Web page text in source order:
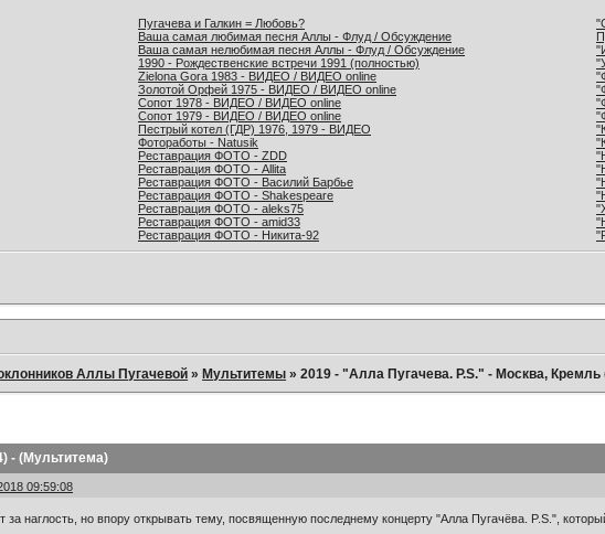
Пугачева и Галкин = Любовь?
Ваша самая любимая песня Аллы - Флуд / Обсуждение
Ваша самая нелюбимая песня Аллы - Флуд / Обсуждение
1990 - Рождественские встречи 1991 (полностью)
Zielona Gora 1983 - ВИДЕО / ВИДЕО online
Золотой Орфей 1975 - ВИДЕО / ВИДЕО online
Сопот 1978 - ВИДЕО / ВИДЕО online
Сопот 1979 - ВИДЕО / ВИДЕО online
Пестрый котел (ГДР) 1976, 1979 - ВИДЕО
Фотоработы - Natusik
Реставрация ФОТО - ZDD
Реставрация ФОТО - Allita
Реставрация ФОТО - Василий Барбье
Реставрация ФОТО - Shakespeare
Реставрация ФОТО - aleks75
Реставрация ФОТО - amid33
Реставрация ФОТО - Никита-92
Аллы Пугачевой »Мультитемы »2019 - "Алла Пугачева. P.S." - Москва,
- (Мультитема)
09:59:08
за наглость, но впору открывать тему, посвященную последнему концерту "Алла Пугачёва. P.S.",